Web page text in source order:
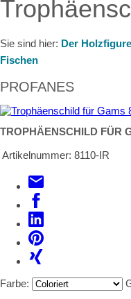
Sie sind hier: Der
Fischen
PROFANES
TROPHÄENSCHILD FÜR
Artikelnummer: 8110-IR
Farbe: